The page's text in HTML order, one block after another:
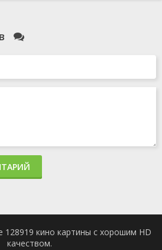
кино картины с хорошим HD
качеством.